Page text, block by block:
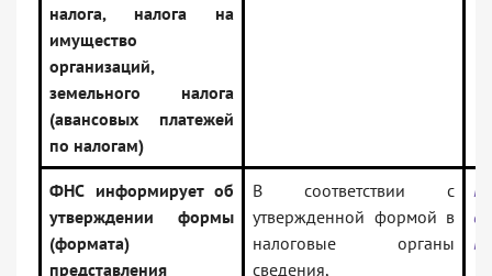
налога, налога на
имущество
организаций,
земельного налога
(авансовых платежей
по налогам)
ФНС информирует об
утверждении формы
(формата)
представления
В соответствии с
утвержденной формой в
налоговые органы
сведения,